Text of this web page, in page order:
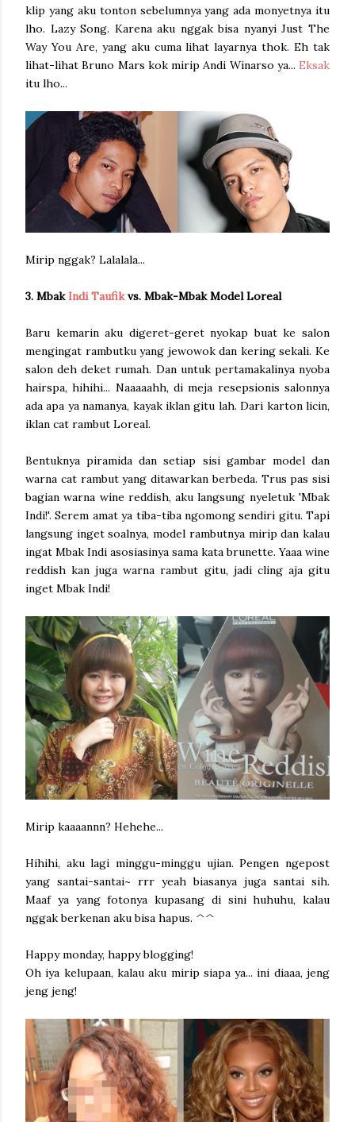
klip yang aku tonton sebelumnya yang ada monyetnya itu
lho. Lazy Song. Karena aku nggak bisa nyanyi Just The
Way You Are, yang aku cuma lihat layarnya thok. Eh tak
lihat-lihat Bruno Mars kok mirip Andi Winarso ya... Eksak
itu lho...
Mirip nggak? Lalalala...
3. MbakIndi Taufikvs. Mbak-Mbak Model Loreal
Baru kemarin aku digeret-geret nyokap buat ke salon
mengingat rambutku yang jewowok dan kering sekali. Ke
salon deh deket rumah. Dan untuk pertamakalinya nyoba
hairspa, hihihi... Naaaaahh, di meja resepsionis salonnya
ada apa ya namanya, kayak iklan gitu lah. Dari karton licin,
iklan cat rambut Loreal.
Bentuknya piramida dan setiap sisi gambar model dan
warna cat rambut yang ditawarkan berbeda. Trus pas sisi
bagian warna wine reddish, aku langsung nyeletuk 'Mbak
Indi!'. Serem amat ya tiba-tiba ngomong sendiri gitu. Tapi
langsung inget soalnya, model rambutnya mirip dan kalau
ingat Mbak Indi asosiasinya sama kata brunette. Yaaa wine
reddish kan juga warna rambut gitu, jadi cling aja gitu
inget Mbak Indi!
Mirip kaaaannn? Hehehe...
Hihihi, aku lagi minggu-minggu ujian. Pengen ngepost
yang santai-santai~ rrr yeah biasanya juga santai sih.
Maaf ya yang fotonya kupasang di sini huhuhu, kalau
nggak berkenan aku bisa hapus. ^^
Happy monday, happy blogging!
Oh iya kelupaan, kalau aku mirip siapa ya... ini diaaa, jeng
jeng jeng!